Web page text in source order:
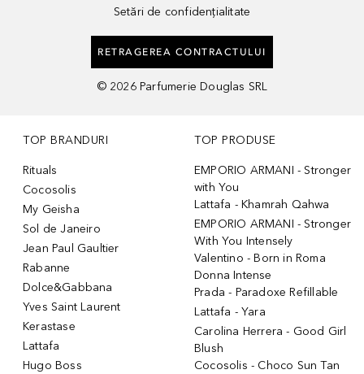
Setări de confidențialitate
RETRAGEREA CONTRACTULUI
© 2026 Parfumerie Douglas SRL
TOP BRANDURI
Rituals
Cocosolis
My Geisha
Sol de Janeiro
Jean Paul Gaultier
Rabanne
Dolce&Gabbana
Yves Saint Laurent
Kerastase
Lattafa
Hugo Boss
TOP PRODUSE
EMPORIO ARMANI - Stronger
with You
Lattafa - Khamrah Qahwa
EMPORIO ARMANI - Stronger
With You Intensely
Valentino - Born in Roma
Donna Intense
Prada - Paradoxe Refillable
Lattafa - Yara
Carolina Herrera - Good Girl
Blush
Cocosolis - Choco Sun Tan